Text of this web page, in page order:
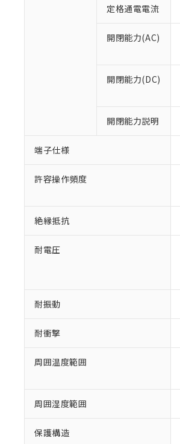
定格通電電流
開閉能力(AC)
開閉能力(DC)
開閉能力説明
端子仕様
許容操作頻度
絶縁抵抗
耐電圧
耐振動
耐衝撃
周囲温度範囲
周囲湿度範囲
保護構造